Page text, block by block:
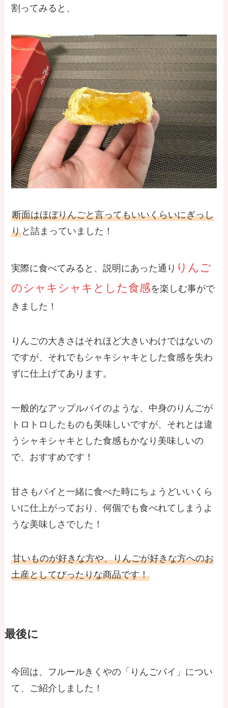
割ってみると、
断面はほぼりんごと言ってもいいくらいにぎっし
り と詰まっていました！
実際に食べてみると、説明にあった通り りんご
のシャキシャキとした食感を楽しむ事がで
きました！
りんごの大きさはそれほど大きいわけではないの
ですが、それでもシャキシャキとした食感を失わ
ずに仕上げてあります。
一般的なアップルパイのような、中身のりんごが
トロトロしたものも美味しいですが、それとは違
うシャキシャキとした食感もかなり美味しいの
で、おすすめです！
甘さもパイと一緒に食べた時にちょうどいいくら
いに仕上がっており、何個でも食べれてしまうよ
うな美味しさでした！
甘いものが好きな方や、りんごが好きな方へのお
土産としてぴったりな商品です！
最後に
今回は、フルールきくやの「りんごパイ」につい
て、ご紹介しました！